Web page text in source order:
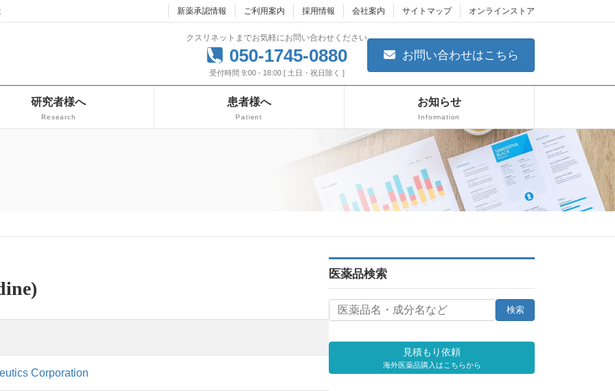
新薬承認情報 ご利用案内 採用情報 会社案内 サイトマップ オンラインストア
クスリネットまでお気軽にお問い合わせください
050-1745-0880
受付時間 9:00 - 18:00 [ 土日・祝日除く ]
お問い合わせはこちら
研究者様へ
Research
患者様へ
Patient
お知らせ
Information
Corporation
医薬品検索
見積もり依頼
海外医薬品購入はこちらから